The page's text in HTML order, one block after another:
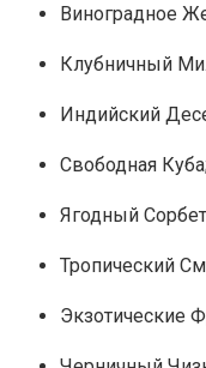
Виноградное
Клубничный
Индийский
Свободная
Ягодный
Тропический
Экзотические